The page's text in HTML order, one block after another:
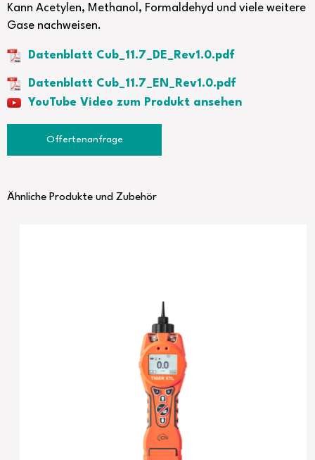
Kann Acetylen, Methanol, Formaldehyd und viele weitere
Gase nachweisen.
Datenblatt Cub_11.7_DE_Rev1.0.pdf
Datenblatt Cub_11.7_EN_Rev1.0.pdf
YouTube Video zum Produkt ansehen
Offertenanfrage
Ähnliche Produkte und Zubehör